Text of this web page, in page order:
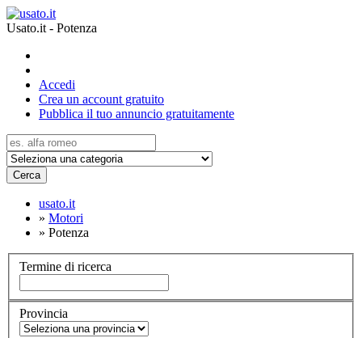
Usato.it - Potenza
Accedi
Crea un account gratuito
Pubblica il tuo annuncio gratuitamente
Cerca
usato.it
» Motori
» Potenza
Termine di ricerca
Provincia